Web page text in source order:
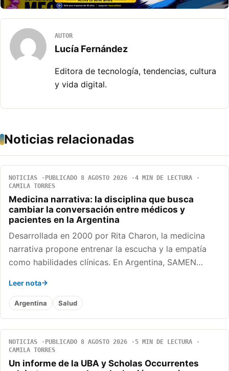
AUTOR
Lucía Fernández
Editora de tecnología, tendencias, cultura
y vida digital.
Noticias relacionadas
NOTICIAS PUBLICADO 8 AGOSTO 2026
4 MIN DE LECTURA
CAMILA TORRES
Medicina narrativa: la disciplina que busca
cambiar la conversación entre médicos y
pacientes en la Argentina
Desarrollada en 2000 por Rita Charon, la medicina
narrativa propone entrenar la escucha y la empatía
como habilidades clínicas. En Argentina, SAMEN…
Leer nota
Argentina Salud
NOTICIAS PUBLICADO 8 AGOSTO 2026
5 MIN DE LECTURA
CAMILA TORRES
Un informe de la UBA y Scholas Occurrentes